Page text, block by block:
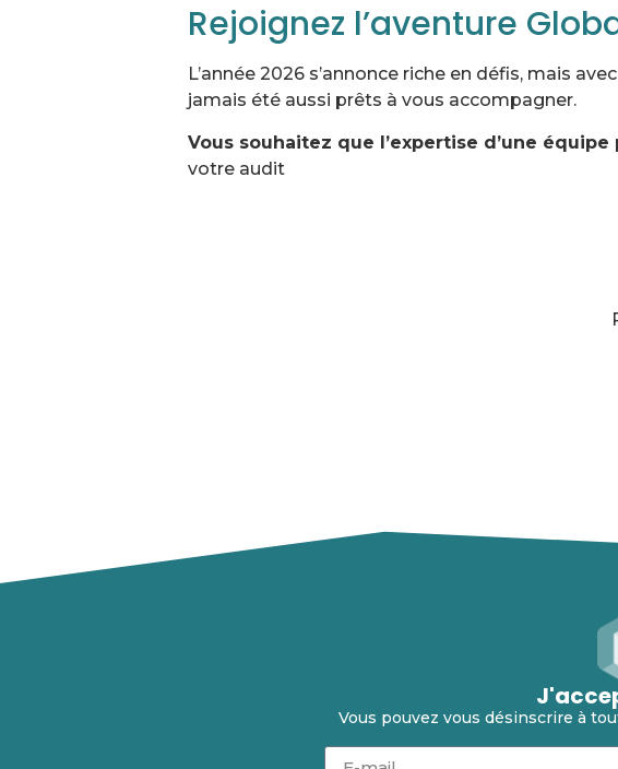
Rejoignez l’aventure
L’année 2026 s’annonce riche en défis, mais
jamais été aussi prêts à vous accompagner.
Vous souhaitez que l’expertise d’une
votre audit
Vous pouvez vous désinscrire à